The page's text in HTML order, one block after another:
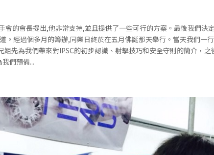
會的會長提出,他非常支持,並且提供了一些可行的方案。最後我們決
。經過個多月的籌辦,同樂日終於在五月佛誕那天舉行。當天我們一
先為我們帶來對lPSC的初步認識、射擊技巧和安全守則的簡介，
們預備...